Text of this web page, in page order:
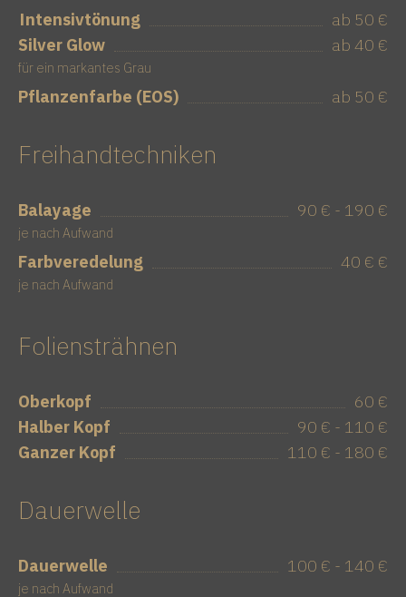
Intensivtönung
ab 50 €
Silver Glow
ab 40 €
für ein markantes Grau
Pflanzenfarbe (EOS) ab 50 €
Freihandtechniken
Balayage 90 € - 190 €
je nach Aufwand
Farbveredelung 40 € €
je nach Aufwand
Foliensträhnen
Oberkopf
60 €
Halber Kopf
90 € - 110 €
Ganzer Kopf
110 € - 180 €
Dauerwelle
Dauerwelle 100 € - 140 €
je nach Aufwand